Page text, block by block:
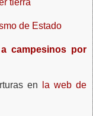
tierra
de Estado
campesinos por
en
la web de